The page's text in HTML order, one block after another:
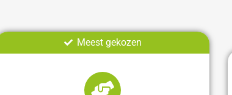
Meest gekozen